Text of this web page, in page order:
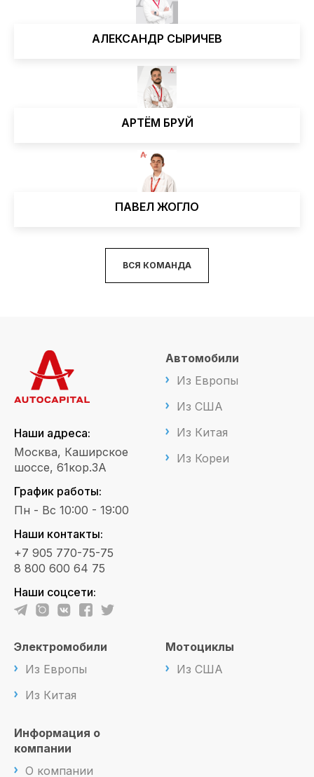
АЛЕКСАНДР СЫРИЧЕВ
АРТЁМ БРУЙ
ПАВЕЛ ЖОГЛО
ВСЯ КОМАНДА
Наши адреса:
Москва, Каширское
шоссе, 61кор.3А
График работы:
Пн - Вс 10:00 - 19:00
Наши контакты:
+7 905 770-75-75
8 800 600 64 75
Наши соцсети:
Автомобили
Из Европы
Из США
Из Китая
Из Кореи
Электромобили
Из Европы
Из Китая
Мотоциклы
Из США
Информация о
компании
О компании